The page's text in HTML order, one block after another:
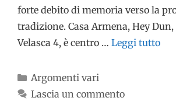
forte debito di memoria verso la
tradizione. Casa Armena, Hey
Velasca 4, è centro … Leggi tutto
Argomenti vari
Lascia un commento